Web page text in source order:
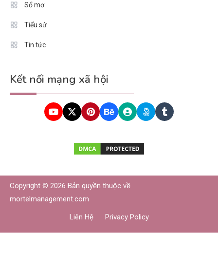
Sổ mơ
Tiểu sử
Tin tức
Kết nối mạng xã hội
Copyright © 2026 Bản quyền thuộc về
mortelmanagement.com
Liên Hệ Privacy Policy